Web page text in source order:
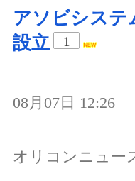
アソビシステ
設立
1
08月07日 12:26
オリコンニュー